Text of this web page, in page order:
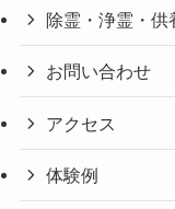
除霊・浄霊・供
お問い合わせ
アクセス
体験例